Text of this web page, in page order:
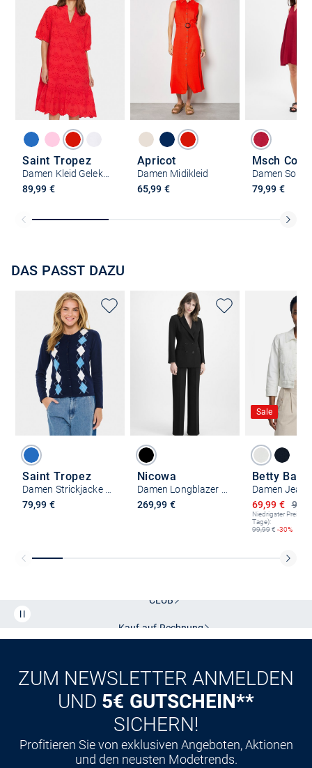
Saint Tropez
Damen Kleid GeleksaSZ
89,99 €
Apricot
Damen Midikleid
65,99 €
79,99 €
DAS PASST DAZU
Saint Tropez
Damen Strickjacke MindySZ
79,99 €
Nicowa
Damen Longblazer - CORNOVA
269,99 €
Sale
Betty
Damen
Ermäßigter
69,99 €
Niedrigster Preis
Tage):
99,99€ -30%
Kauf aufRechnung
ZUM NEWSLETTER ANMELDEN
UND 5€ GUTSCHEIN**
SICHERN!
Profitieren Sie von exklusiven Angeboten, Aktionen
und den neusten Modetrends.